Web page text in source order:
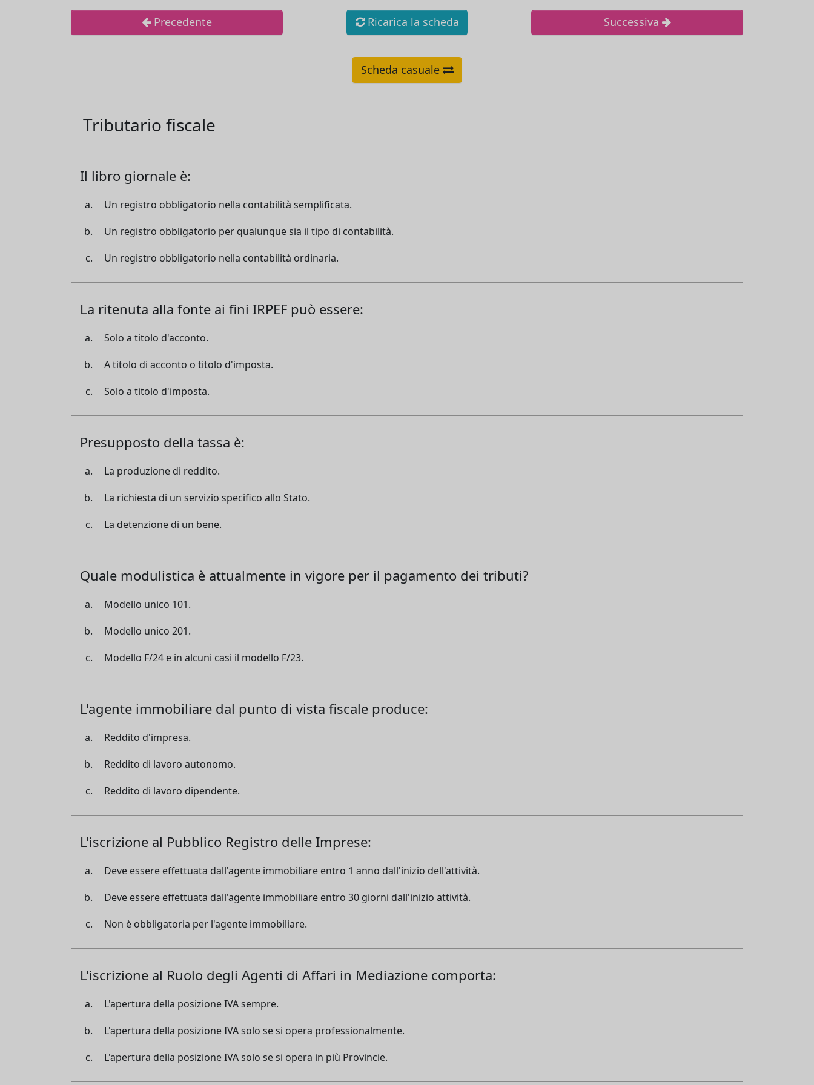
Precedente Ricarica la scheda Successiva
Scheda casuale
Tributario fiscale
Il libro giornale è:
Un registro obbligatorio nella contabilità semplificata.
Un registro obbligatorio per qualunque sia il tipo di contabilità.
Un registro obbligatorio nella contabilità ordinaria.
La ritenuta alla fonte ai fini IRPEF può essere:
Solo a titolo d'acconto.
A titolo di acconto o titolo d'imposta.
Solo a titolo d'imposta.
Presupposto della tassa è:
La produzione di reddito.
La richiesta di un servizio specifico allo Stato.
La detenzione di un bene.
Quale modulistica è attualmente in vigore per il pagamento dei tributi?
Modello unico 101.
Modello unico 201.
Modello F/24 e in alcuni casi il modello F/23.
L'agente immobiliare dal punto di vista fiscale produce:
Reddito d'impresa.
Reddito di lavoro autonomo.
Reddito di lavoro dipendente.
L'iscrizione al Pubblico Registro delle Imprese:
Deve essere effettuata dall'agente immobiliare entro 1 anno dall'inizio dell'attività.
Deve essere effettuata dall'agente immobiliare entro 30 giorni dall'inizio attività.
Non è obbligatoria per l'agente immobiliare.
L'iscrizione al Ruolo degli Agenti di Affari in Mediazione comporta:
L'apertura della posizione IVA sempre.
L'apertura della posizione IVA solo se si opera professionalmente.
L'apertura della posizione IVA solo se si opera in più Provincie.